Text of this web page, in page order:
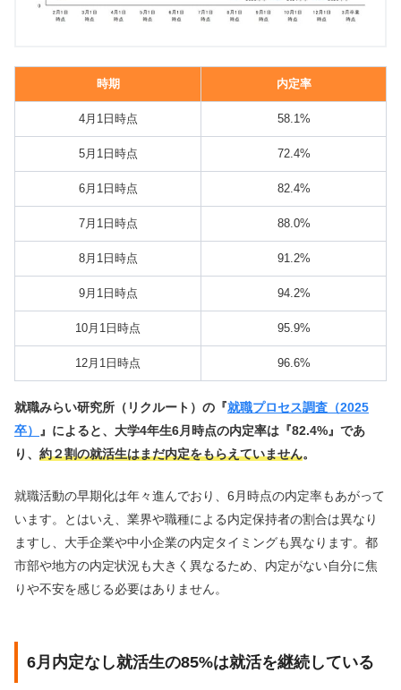
時期 内定率
4月1日時点 58.1%
5月1日時点 72.4%
6月1日時点 82.4%
7月1日時点 88.0%
8月1日時点 91.2%
9月1日時点 94.2%
10月1日時点 95.9%
12月1日時点 96.6%
就職みらい研究所（リクルート）の『就職プロセス調査（2025
卒）
』によると、大学4年生6月時点の内定率は『82.4%』であ
り、 約２割の就活生はまだ内定をもらえていません。
就職活動の早期化は年々進んでおり、6月時点の内定率もあがって
います。とはいえ、業界や職種による内定保持者の割合は異なり
ますし、大手企業や中小企業の内定タイミングも異なります。都
市部や地方の内定状況も大きく異なるため、内定がない自分に焦
りや不安を感じる必要はありません。
6月内定なし就活生の85%は就活を継続している